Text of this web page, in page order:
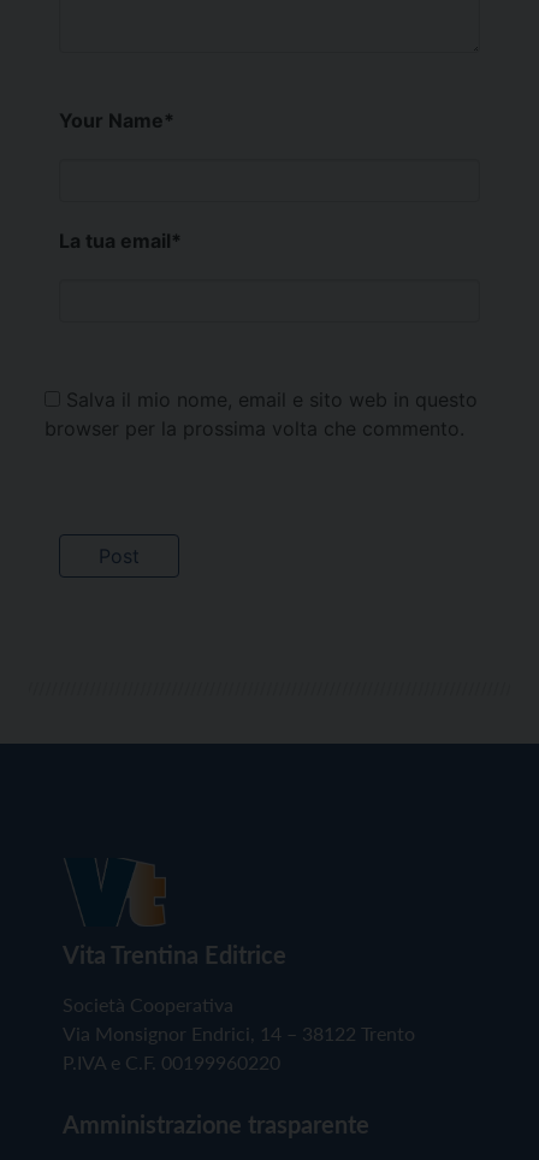
Your Name*
La tua email*
Salva il mio nome, email e sito web in questo
browser per la prossima volta che commento.
Vita Trentina Editrice
Società Cooperativa
Via Monsignor Endrici, 14 – 38122 Trento
P.IVA e C.F. 00199960220
Amministrazione trasparente